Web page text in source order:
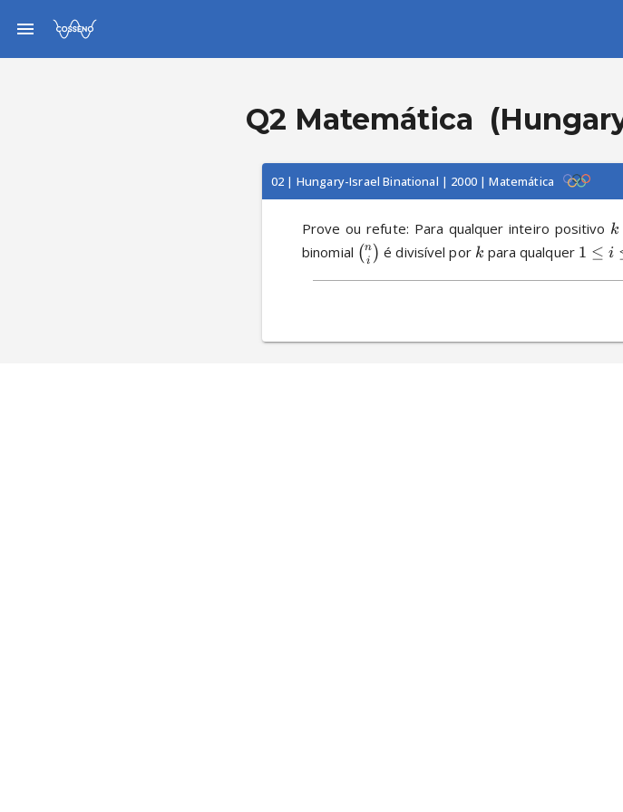
Q2 Matemática
02 | Hungary-Israel Binational | 2000 | Matemática
Prove ou refute: Para qualquer inteiro positivo k
binomial ( i
n ) é divisível por k para qualquer 1 ≤ i